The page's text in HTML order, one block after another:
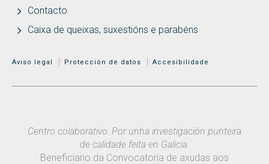
Contacto
Caixa de queixas, suxestións e parabéns
MENÚ ADICIONAL
Aviso legal Protección de datos Accesibilidade
Centro colaborativo: Por unha investigación punteira
de calidade feita en Galicia.
Beneficiario da Convocatoria de axudas aos